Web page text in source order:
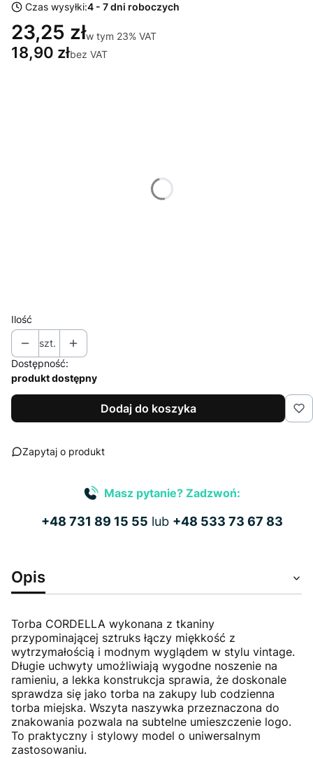
Czas wysyłki:4 - 7 dni roboczych
23,25 złw tym 23% VAT
w tym 23% VAT
18,90 złbez VAT
Ilość
szt.
Dostępność:
produkt dostępny
Dodaj do koszyka
Zapytaj o produkt
Masz pytanie? Zadzwoń:
+48 731 89 15 55 lub +48 533 73 67 83
Opis
Torba CORDELLA wykonana z tkaniny
przypominającej sztruks łączy miękkość z
wytrzymałością i modnym wyglądem w stylu vintage.
Długie uchwyty umożliwiają wygodne noszenie na
ramieniu, a lekka konstrukcja sprawia, że doskonale
sprawdza się jako torba na zakupy lub codzienna
torba miejska. Wszyta naszywka przeznaczona do
znakowania pozwala na subtelne umieszczenie logo.
To praktyczny i stylowy model o uniwersalnym
zastosowaniu.